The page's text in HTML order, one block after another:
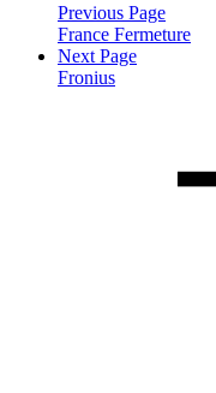
Previous Page
France Fermeture
Next Page
Fronius